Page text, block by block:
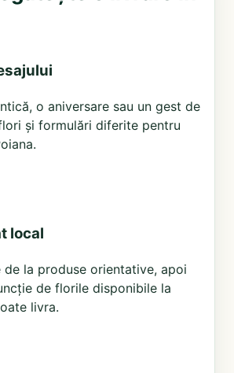
o aniversare sau un gest de
și formulări diferite pentru
local
de la produse orientative, apoi
de florile disponibile la
livra.